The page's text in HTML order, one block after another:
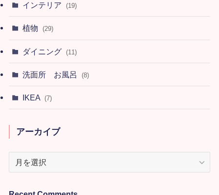
インテリア (19)
植物 (29)
ダイニング (11)
洗面所 お風呂 (8)
IKEA (7)
アーカイブ